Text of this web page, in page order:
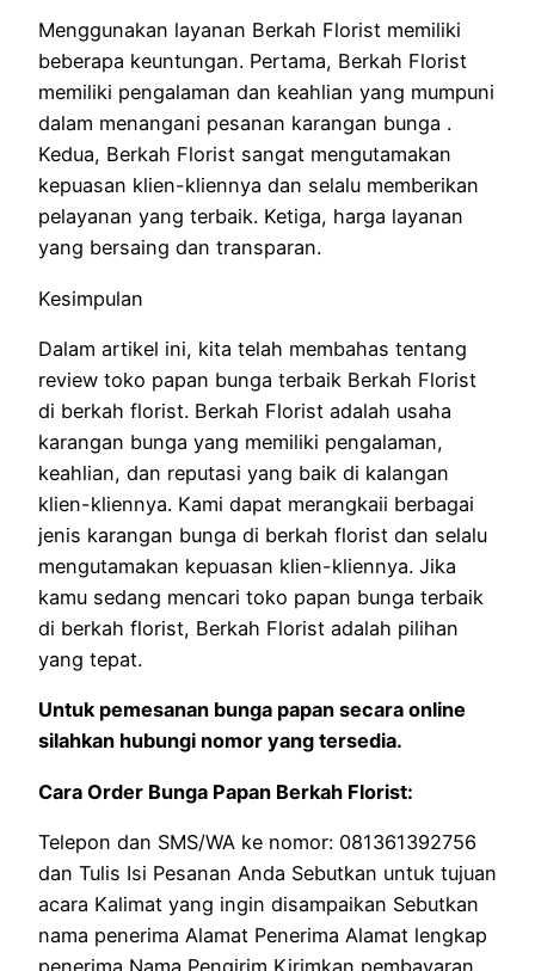
Menggunakan layanan Berkah Florist memiliki
beberapa keuntungan. Pertama, Berkah Florist
memiliki pengalaman dan keahlian yang mumpuni
dalam menangani pesanan karangan bunga .
Kedua, Berkah Florist sangat mengutamakan
kepuasan klien-kliennya dan selalu memberikan
pelayanan yang terbaik. Ketiga, harga layanan
yang bersaing dan transparan.
Kesimpulan
Dalam artikel ini, kita telah membahas tentang
review toko papan bunga terbaik Berkah Florist
di berkah florist. Berkah Florist adalah usaha
karangan bunga yang memiliki pengalaman,
keahlian, dan reputasi yang baik di kalangan
klien-kliennya. Kami dapat merangkaii berbagai
jenis karangan bunga di berkah florist dan selalu
mengutamakan kepuasan klien-kliennya. Jika
kamu sedang mencari toko papan bunga terbaik
di berkah florist, Berkah Florist adalah pilihan
yang tepat.
Untuk pemesanan bunga papan secara online
silahkan hubungi nomor yang tersedia.
Cara Order Bunga Papan Berkah Florist:
Telepon dan SMS/WA ke nomor: 081361392756
dan Tulis Isi Pesanan Anda Sebutkan untuk tujuan
acara Kalimat yang ingin disampaikan Sebutkan
nama penerima Alamat Penerima Alamat lengkap
penerima Nama Pengirim Kirimkan pembayaran